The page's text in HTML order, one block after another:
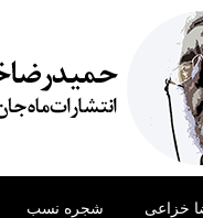
خزاعی شجره نسب